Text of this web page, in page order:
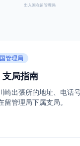
管理局
支局指南
崎出張所的地址、电话
管理局下属支局。